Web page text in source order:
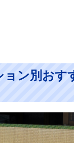
ョン別おす